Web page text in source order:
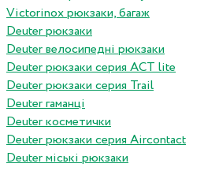
Victorinox рюкзаки, багаж
Deuter рюкзаки
Deuter велосипедні рюкзаки
Deuter рюкзаки серия ACT lite
Deuter рюкзаки серия Trail
Deuter гаманці
Deuter косметички
Deuter рюкзаки серия Aircontact
Deuter міські рюкзаки